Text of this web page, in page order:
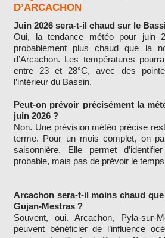
D’ARCACHON
Juin 2026 sera-t-il chaud sur le
Oui, la tendance météo pour juin
probablement plus chaud que la
d’Arcachon. Les températures
entre 23 et 28°C, avec des
l’intérieur du Bassin.
Peut-on prévoir précisément la
juin 2026 ?
Non. Une prévision météo précise
terme. Pour un mois complet, on
saisonnière. Elle permet
probable, mais pas de prévoir le
Arcachon sera-t-il moins chaud
Gujan-Mestras ?
Souvent, oui. Arcachon, Pyla-
peuvent bénéficier de l’influence